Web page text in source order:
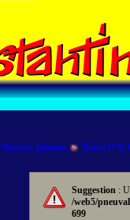
Galerie photos Série P'tit
Suggestion :
/web5/
699